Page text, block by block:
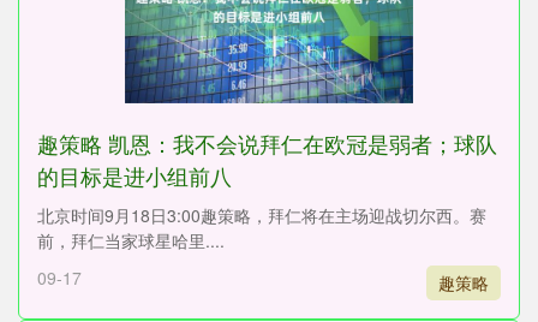
趣策略 凯恩：我不会说拜仁在欧冠是弱者；球队
的目标是进小组前八
北京时间9月18日3:00趣策略，拜仁将在主场迎战切尔西。赛
前，拜仁当家球星哈里....
09-17
趣策略